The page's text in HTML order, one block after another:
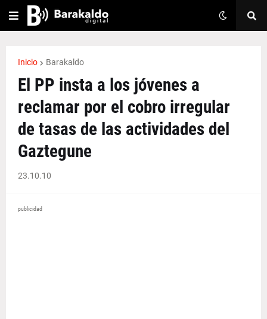
Inicio Barakaldo
El PP insta a los jóvenes a
reclamar por el cobro irregular
de tasas de las actividades del
Gaztegune
23.10.10
publicidad